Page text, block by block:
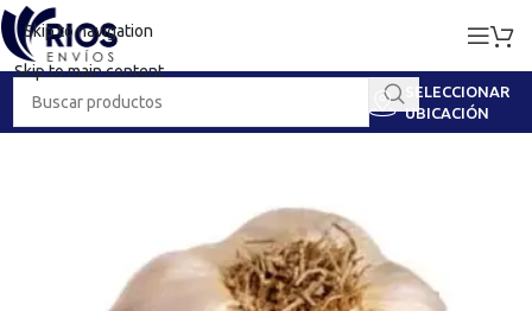
Skip to navigation
Skip to main content
SELECCIONAR
UBICACIÓN